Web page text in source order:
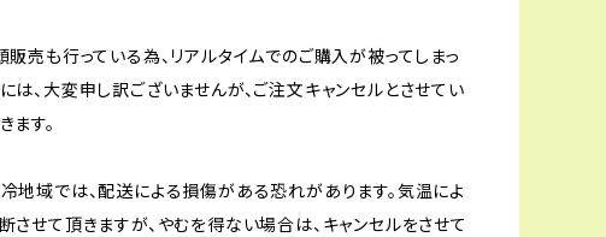
販売も行っている為、リアルタイムでのご購入が被ってしまっ
は、大変申し訳ございませんが、ご注文キャンセルとさせてい
ます。
地域では、配送による損傷がある恐れがあります。気温によ
させて頂きますが、やむを得ない場合は、キャンセルをさせて